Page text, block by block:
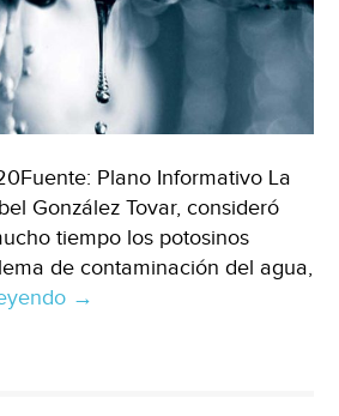
Plano Informativo La
González Tovar, consideró
tiempo los potosinos
de contaminación del agua,
Por
→